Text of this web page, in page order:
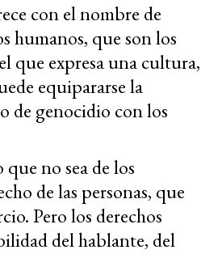
con el nombre de
humanos, que son los
que expresa una cultura,
equipararse la
de genocidio con los
no sea de los
de las personas, que
Pero los derechos
del hablante, del